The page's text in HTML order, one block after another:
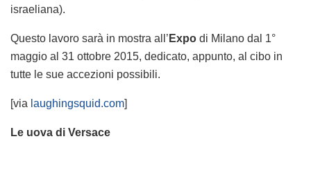
israeliana).
Questo lavoro sarà in mostra all’ Expo di Milano dal 1°
maggio al 31 ottobre 2015, dedicato, appunto, al cibo in
tutte le sue accezioni possibili.
[via laughingsquid.com]
Le uova di Versace